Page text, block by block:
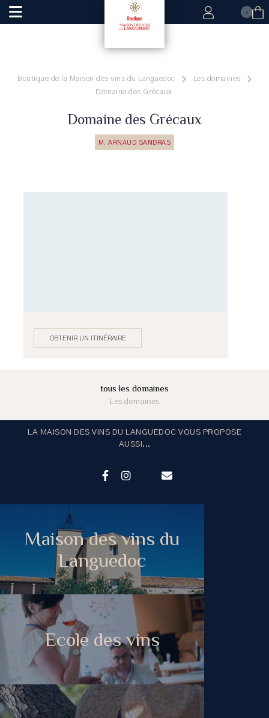
0
Boutique de la Maison des vins du Languedoc
Les domaines
Domaine des Grécaux
Domaine des Grécaux
M. ARNAUD SANDRAS
OBTENIR UN ITINÉRAIRE
tous les domaines
Les domaines
LA MAISON DES VINS DU LANGUEDOC VOUS PROPOSE
AUSSI...
Maison des vins du
Languedoc
Ecole des vins